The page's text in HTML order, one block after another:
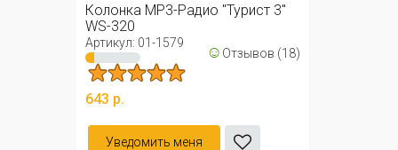
Колонка MP3-Радио "Турист 3"
WS-320
Артикул: 01-1579 ☺ Отзывов (18)
643 р.
Уведомить меня